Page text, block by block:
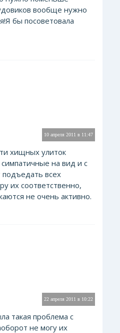
вообще нужно
бы посоветовала
10 апреля 2011 в 11:47
хищных улиток
на вид и с
всех
их соответственно,
не очень активно.
22 апреля 2011 в 10:22
такая проблема с
не могу их